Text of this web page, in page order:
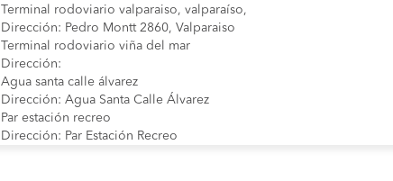
Terminal rodoviario valparaiso, valparaíso,
Dirección: Pedro Montt 2860, Valparaiso
Terminal rodoviario viña del mar
Dirección:
Agua santa calle álvarez
Dirección: Agua Santa Calle Álvarez
Par estación recreo
Dirección: Par Estación Recreo